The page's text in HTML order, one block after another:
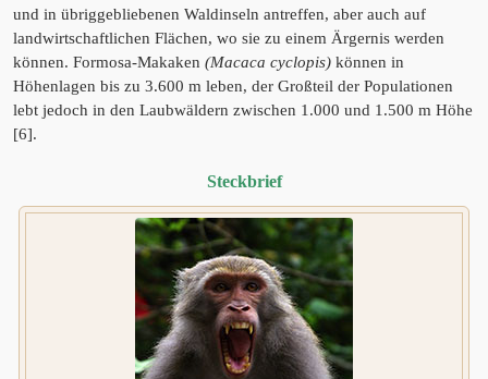
und in übriggebliebenen Waldinseln antreffen, aber auch auf
landwirtschaftlichen Flächen, wo sie zu einem Ärgernis werden
können. Formosa-Makaken (Macaca cyclopis) können in
Höhenlagen bis zu 3.600 m leben, der Großteil der Populationen
lebt jedoch in den Laubwäldern zwischen 1.000 und 1.500 m Höhe
[6].
Steckbrief